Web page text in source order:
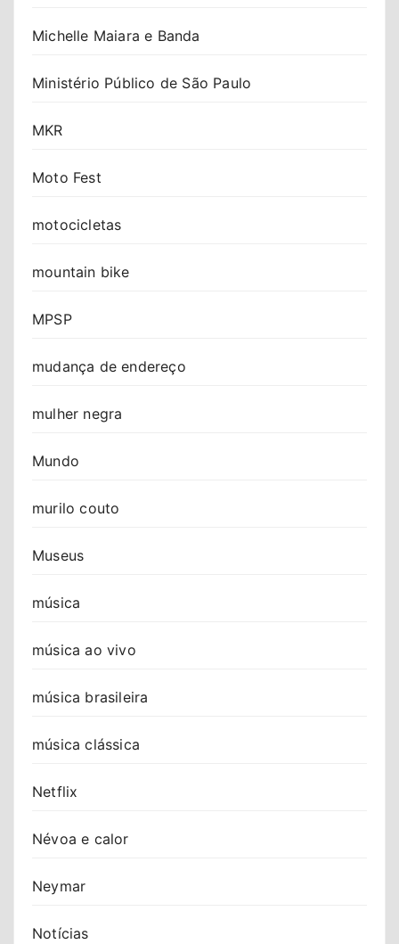
Michelle Maiara e Banda
Ministério Público de São Paulo
MKR
Moto Fest
motocicletas
mountain bike
MPSP
mudança de endereço
mulher negra
Mundo
murilo couto
Museus
música
música ao vivo
música brasileira
música clássica
Netflix
Névoa e calor
Neymar
Notícias